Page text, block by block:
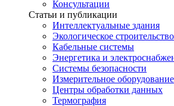
Консультации
Статьи и публикации
Интеллектуальные здания
Экологическое строительство
Кабельные системы
Энергетика и
Системы безопасности
Измерительное оборудование
Центры обработки данных
Термография